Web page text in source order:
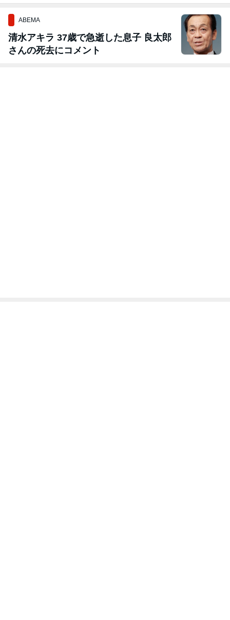
ABEMA
清水アキラ 37歳で急逝した息子 良太郎
さんの死去にコメント